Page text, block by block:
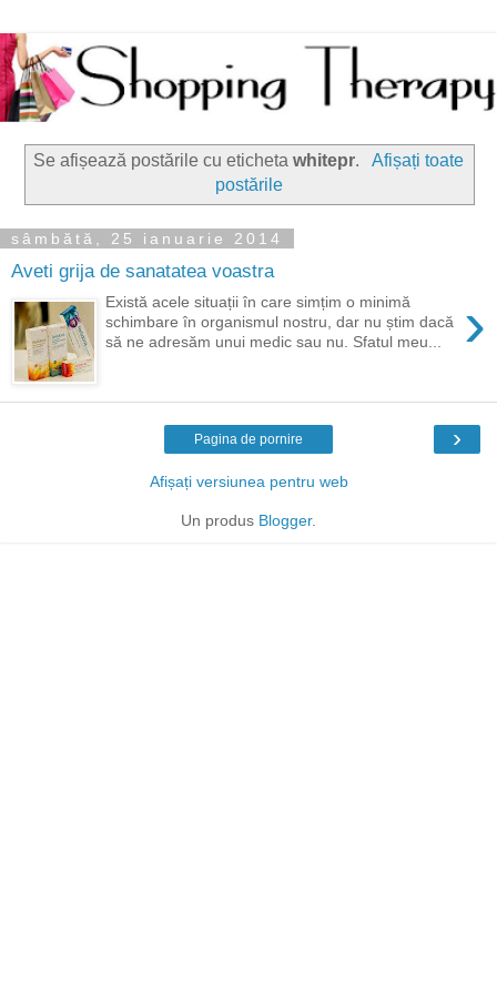
Se afișează postările cu etichetawhitepr.
Afișați toate
postările
sâmbătă, 25 ianuarie 2014
Aveti grija de sanatatea voastra
›
Există acele situații în care simțim o minimă
schimbare în organismul nostru, dar nu știm dacă
să ne adresăm unui medic sau nu. Sfatul meu...
›
Pagina de pornire
Afișați versiunea pentru web
Un produs Blogger.